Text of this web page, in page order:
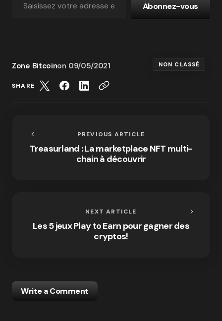
Abonnez-vous
Zone Bitcoinon 09/05/2021 NON CLASSÉ
SHARE
PREVIOUS ARTICLE
Treasurland : La marketplace NFT multi-
chain à découvrir
NEXT ARTICLE
Les 5 jeux Play to Earn pour gagner des
cryptos!
Write a Comment